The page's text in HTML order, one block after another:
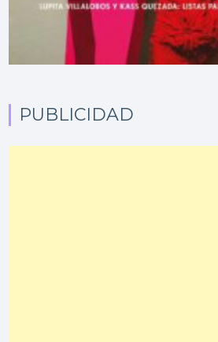
PUBLICIDAD